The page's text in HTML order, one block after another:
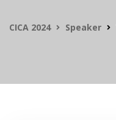
CICA 2024 Speaker